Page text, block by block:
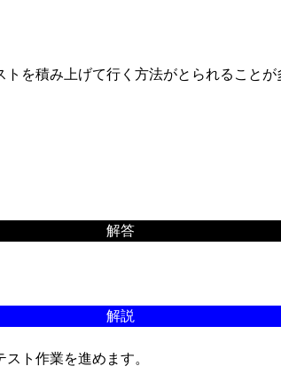
を積み上げて行く方法がとられることが
解答
解説
ト作業を進めます。